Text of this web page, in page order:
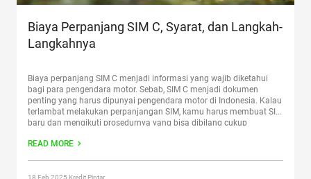
Biaya Perpanjang SIM C, Syarat, dan Langkah-
Langkahnya
Biaya perpanjang SIM C menjadi informasi yang wajib diketahui
bagi para pengendara motor. Sebab, SIM C menjadi dokumen
penting yang harus dipunyai pengendara motor di Indonesia. Kalau
terlambat melakukan perpanjangan SIM, kamu harus membuat SIM
baru dan mengikuti prosedurnya yang bisa dibilang cukup
syarat yangContinue reading
READ MORE
18 Feb 2025 Kredit Pintar.